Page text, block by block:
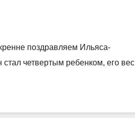
поздравляем Ильяса-
четвертым ребенком, его вес